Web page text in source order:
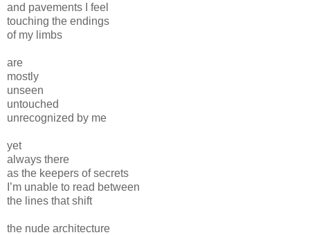
and pavements I feel
touching the endings
of my limbs
are
mostly
unseen
untouched
unrecognized by me
yet
always there
as the keepers of secrets
I’m unable to read between
the lines that shift
the nude architecture